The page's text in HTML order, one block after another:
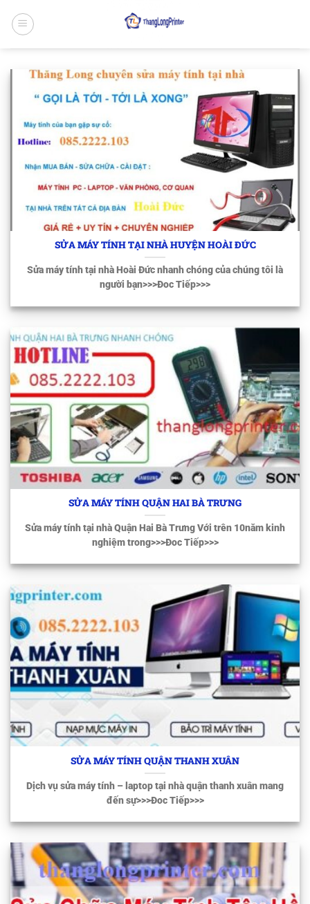
qua
SỬA MÁY TÍNH TẠI NHÀ HUYỆN HOÀI ĐỨC
Sửa máy tính tại nhà Hoài Đức nhanh chóng của chúng tôi là
người bạn>>>Đoc Tiếp>>>
SỬA MÁY TÍNH QUẬN HAI BÀ TRƯNG
Sửa máy tính tại nhà Quận Hai Bà Trưng Với trên 10năm kinh
nghiệm trong>>>Đoc Tiếp>>>
SỬA MÁY TÍNH QUẬN THANH XUÂN
Dịch vụ sửa máy tính – laptop tại nhà quận thanh xuân mang
đến sự>>>Đoc Tiếp>>>